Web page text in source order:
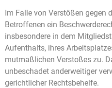
Im Falle von Verstößen gegen
Betroffenen ein
insbesondere in dem
Aufenthalts, ihres
mutmaßlichen Verstoßes zu.
unbeschadet anderweitiger
gerichtlicher Rechtsbehelfe.